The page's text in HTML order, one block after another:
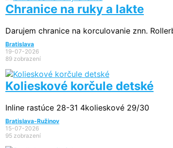
Chranice na ruky a lakte
Darujem chranice na korculovanie znn.
Bratislava
19-07-2026
89 zobrazení
Kolieskové korčule detské
Inline rastúce 28-31 4kolieskové 29/30
Bratislava-Ružinov
15-07-2026
95 zobrazení